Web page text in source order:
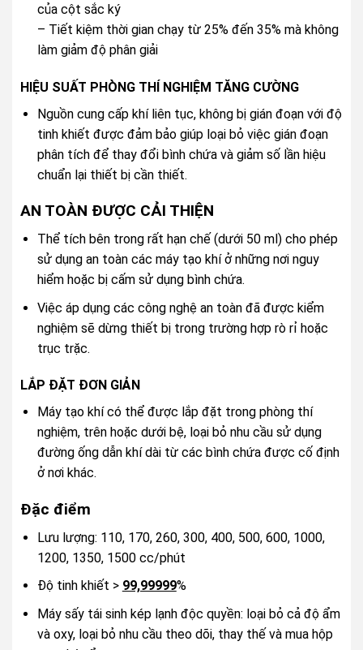
của cột sắc ký
– Tiết kiệm thời gian chạy từ 25% đến 35% mà không
làm giảm độ phân giải
HIỆU SUẤT PHÒNG THÍ NGHIỆM TĂNG CƯỜNG
Nguồn cung cấp khí liên tục, không bị gián đoạn với độ
tinh khiết được đảm bảo giúp loại bỏ việc gián đoạn
phân tích để thay đổi bình chứa và giảm số lần hiệu
chuẩn lại thiết bị cần thiết.
AN TOÀN ĐƯỢC CẢI THIỆN
Thể tích bên trong rất hạn chế (dưới 50 ml) cho phép
sử dụng an toàn các máy tạo khí ở những nơi nguy
hiểm hoặc bị cấm sử dụng bình chứa.
Việc áp dụng các công nghệ an toàn đã được kiểm
nghiệm sẽ dừng thiết bị trong trường hợp rò rỉ hoặc
trục trặc.
LẮP ĐẶT ĐƠN GIẢN
Máy tạo khí có thể được lắp đặt trong phòng thí
nghiệm, trên hoặc dưới bệ, loại bỏ nhu cầu sử dụng
đường ống dẫn khí dài từ các bình chứa được cố định
ở nơi khác.
Đặc điểm
Lưu lượng: 110, 170, 260, 300, 400, 500, 600, 1000,
1200, 1350, 1500 cc/phút
Độ tinh khiết > 99,99999%
Máy sấy tái sinh kép lạnh độc quyền: loại bỏ cả độ ẩm
và oxy, loại bỏ nhu cầu theo dõi, thay thế và mua hộp